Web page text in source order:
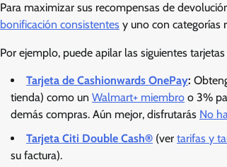
Para maximizar sus recompensas de
bonificación consistentes y uno con categorías
Por ejemplo, puede apilar las siguientes
Tarjeta de Cashionwards OnePay:
tienda) como un Walmart+ miembro o 3%
demás compras. Aún mejor, disfrutarás No
Tarjeta Citi Double Cash® (ver tarifas y
su factura).